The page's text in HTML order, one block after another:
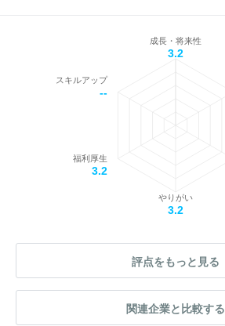
成長・将来性
3.2
やりがい
3.2
福利厚生
3.2
スキルアップ
--
評点をもっと見る
関連企業と比較する